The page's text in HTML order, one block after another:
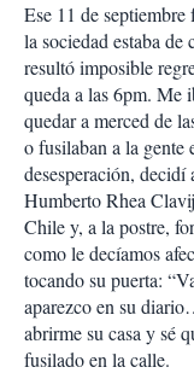
Ese 11 de
la sociedad estaba
resultó imposible
queda a las 6pm. Me
quedar a merced de
o fusilaban a la
desesperación,
Humberto Rhea
Chile y, a la postre,
como le decíamos
tocando su puerta:
aparezco en su
abrirme su casa y sé
fusilado en la calle.